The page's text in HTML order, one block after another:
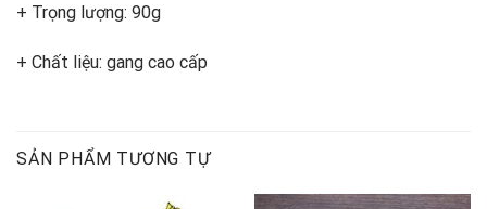
+ Trọng lượng: 90g
+ Chất liệu: gang cao cấp
SẢN PHẨM TƯƠNG TỰ